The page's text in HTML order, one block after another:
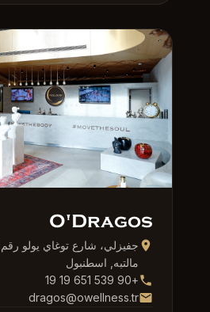
O'Dragos
جفيزلي، شارع توغاي يولو رقم:10
مالتبه, اسطنبول
+90 539 651 19 19
dragos@owellness.tr